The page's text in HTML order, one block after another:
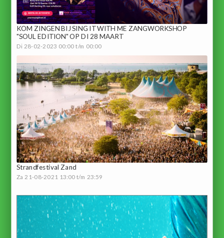
KOM ZINGEN BIJ SING IT WITH ME ZANGWORKSHOP
"SOUL EDITION" OP DI 28 MAART
Di 28-02-2023 00:00 t/m 00:00
Strandfestival Zand
Za 21-08-2021 13:00 t/m 23:59